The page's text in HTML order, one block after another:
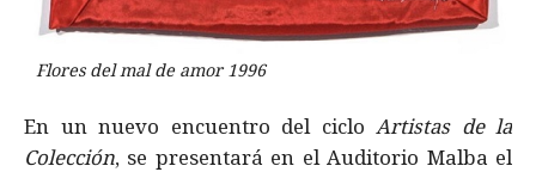
Flores del mal de amor 1996
En un nuevo encuentro del ciclo Artistas de la
Colección, se presentará en el Auditorio Malba el